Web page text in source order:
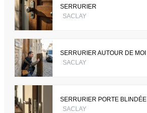
SERRURIER
SACLAY
SERRURIER AUTOUR DE MOI
SACLAY
SERRURIER PORTE BLINDÉE
SACLAY